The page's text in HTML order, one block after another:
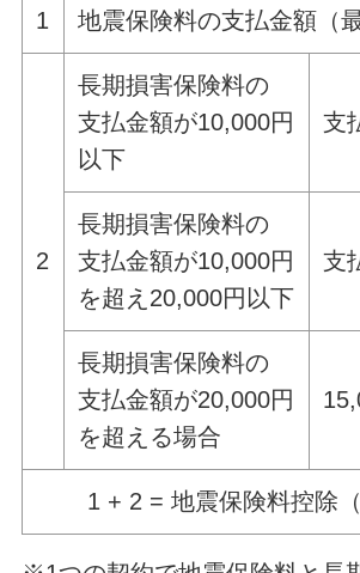
1 地震保険料の支払金額（
2
長期損害保険料の
支払金額が10,000円
以下
支
長期損害保険料の
支払金額が10,000円
を超え20,000円以下
支
長期損害保険料の
支払金額が20,000円
を超える場合
1 + 2 = 地震保険料控除